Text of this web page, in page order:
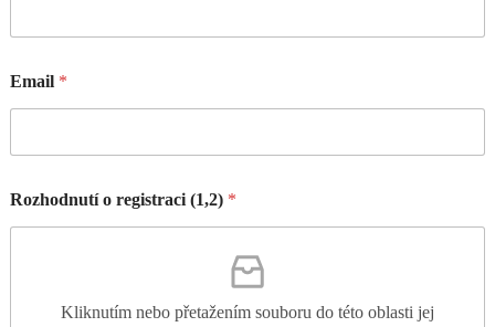
Email *
Rozhodnutí o registraci (1,2) *
Kliknutím nebo přetažením souboru do této oblasti jej